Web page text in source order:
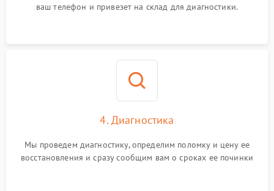
ваш телефон и привезет на склад для диагностики.
4. Диагностика
Мы проведем диагностику, определим поломку и цену ее
восстановления и сразу сообщим вам о сроках ее починки